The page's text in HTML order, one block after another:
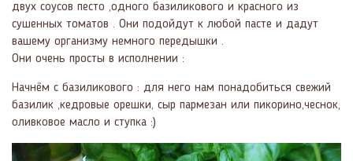
двух соусов песто ,одного базиликового и красного из
сушенных томатов . Они подойдут к любой пасте и дадут
вашему организму немного передышки .
Они очень просты в исполнении :
Начнём с базиликового : для него нам понадобиться свежий
базилик ,кедровые орешки, сыр пармезан или пикорино,чеснок,
оливковое масло и ступка :)